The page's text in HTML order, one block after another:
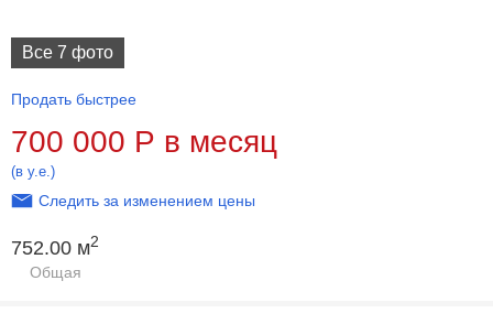
Все 7 фото
Продать быстрее
700 000 Р в месяц
(в у.е.)
Следить за изменением цены
752.00 м2
Общая